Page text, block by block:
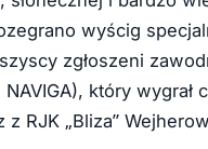
wyścig
zgłoszeni
który
z RJK „Bliza”